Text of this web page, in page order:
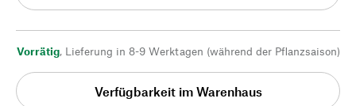
Vorrätig, Lieferung in 8-9 Werktagen (während der Pflanzsaison)
Verfügbarkeit im Warenhaus